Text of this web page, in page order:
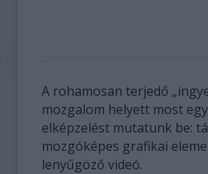
A rohamosan terjedő
mozgalom helyett most
elképzelést mutatunk be:
mozgóképes grafikai
lenyűgöző videó.